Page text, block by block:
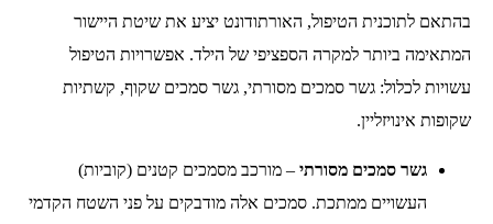
בהתאם לתוכנית הטיפול, האורתודונט יציע את שיטת היישור
המתאימה ביותר למקרה הספציפי של הילד. אפשרויות הטיפול
עשויות לכלול: גשר סמכים מסורתי, גשר סמכים שקוף, קשתיות
שקופות אינויזליין.
גשר סמכים מסורתי – מורכב מסמכים קטנים (קוביות)
העשויים ממתכת. סמכים אלה מודבקים על פני השטח הקדמי